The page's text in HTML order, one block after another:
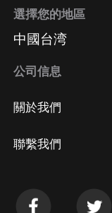
選擇您的地區
中國台湾
公司信息
關於我們
聯繫我們